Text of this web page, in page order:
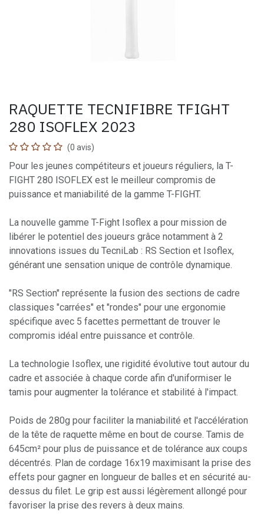
RAQUETTE TECNIFIBRE TFIGHT
280 ISOFLEX 2023
(0 avis)
Pour les jeunes compétiteurs et joueurs réguliers, la T-
FIGHT 280 ISOFLEX est le meilleur compromis de
puissance et maniabilité de la gamme T-FIGHT.
La nouvelle gamme T-Fight Isoflex a pour mission de
libérer le potentiel des joueurs grâce notamment à 2
innovations issues du TecniLab : RS Section et Isoflex,
générant une sensation unique de contrôle dynamique.
"RS Section" représente la fusion des sections de cadre
classiques "carrées" et "rondes" pour une ergonomie
spécifique avec 5 facettes permettant de trouver le
compromis idéal entre puissance et contrôle.
La technologie Isoflex, une rigidité évolutive tout autour du
cadre et associée à chaque corde afin d'uniformiser le
tamis pour augmenter la tolérance et stabilité à l'impact.
Poids de 280g pour faciliter la maniabilité et l'accélération
de la tête de raquette même en bout de course. Tamis de
645cm² pour plus de puissance et de tolérance aux coups
décentrés. Plan de cordage 16x19 maximisant la prise des
effets pour gagner en longueur de balles et en sécurité au-
dessus du filet. Le grip est aussi légèrement allongé pour
favoriser la prise des revers à deux mains.